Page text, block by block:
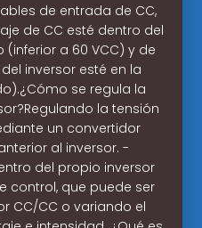
de entrada de CC,
de CC esté dentro del
a 60 VCC) y de
del inversor esté en la
se regula la
la tensión
un convertidor
al inversor. -
del propio inversor
control, que puede ser
CC/CC o variando el